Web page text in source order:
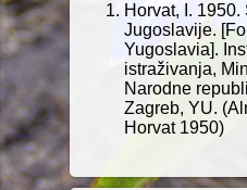
Horvat, I.
Jugoslavije.
Yugoslavia].
istraživanja,
Narodne
Zagreb, YU.
Horvat 1950)